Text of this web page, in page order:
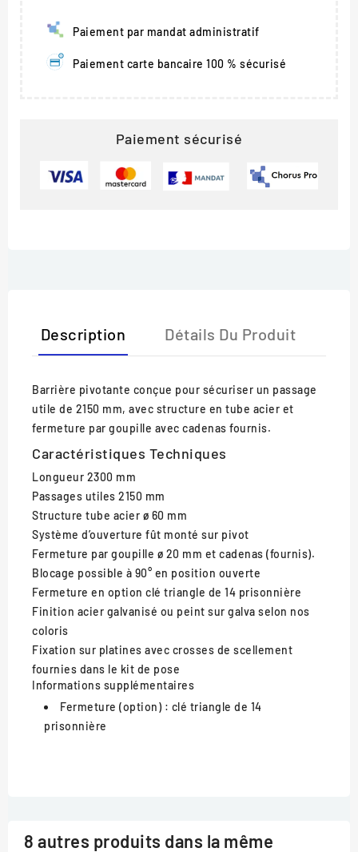
Paiement par mandat administratif
Paiement carte bancaire 100 % sécurisé
Paiement sécurisé
Description Détails Du Produit
Barrière pivotante conçue pour sécuriser un passage
utile de 2150 mm, avec structure en tube acier et
fermeture par goupille avec cadenas fournis.
Caractéristiques Techniques
Longueur 2300 mm
Passages utiles 2150 mm
Structure tube acier ø 60 mm
Système d’ouverture fût monté sur pivot
Fermeture par goupille ø 20 mm et cadenas (fournis).
Blocage possible à 90° en position ouverte
Fermeture en option clé triangle de 14 prisonnière
Finition acier galvanisé ou peint sur galva selon nos
coloris
Fixation sur platines avec crosses de scellement
fournies dans le kit de pose
Informations supplémentaires
Fermeture (option) : clé triangle de 14
prisonnière
8 autres produits dans la même